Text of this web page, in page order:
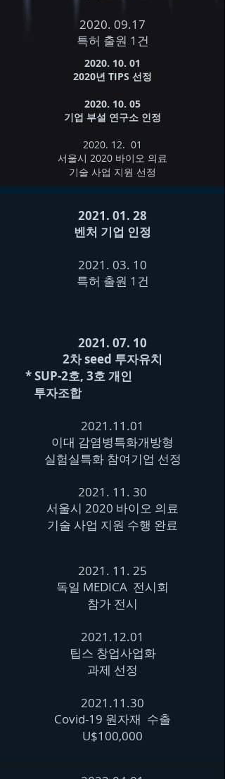
2020. 09.17
​특허 출원 1건
2020. 10. 01
2020년 TIPS 선정​
2020. 10. 05
​기업 부설 연구소 인정
2020. 12. 01
​서울시 2020 바이오 의료
기술 사업 지원 선정
2021. 01. 28
​벤처 기업 인정
2021. 03. 10
​특허 출원 1건
2021. 07. 10
2차 seed 투자유치​
* SUP-2호, 3호 개인
투자조합
2021.11.01
이대 감염병특화개방형
​실험실특화 참여기업 선정
2021. 11. 30
​서울시 2020 바이오 의료
기술 사업 지원 수행 완료
2021. 11. 25
독일 MEDICA 전시회
참가 전시
2021.12.01
팁스 창업사업화
과제 선정
2021.11.30
Covid-19 원자재 수출
U$100,000